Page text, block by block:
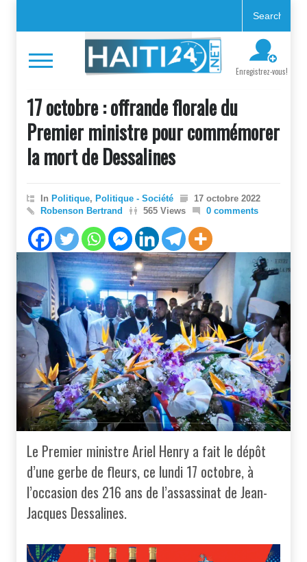
Enregistrez-vous!
17 octobre : offrande florale du
Premier ministre pour commémorer
la mort de Dessalines
In Politique, Politique - Société
17 octobre 2022
Robenson Bertrand
565 Views 0 comments
Le Premier ministre Ariel Henry a fait le dépôt
d’une gerbe de fleurs, ce lundi 17 octobre, à
l’occasion des 216 ans de l’assassinat de Jean-
Jacques Dessalines.